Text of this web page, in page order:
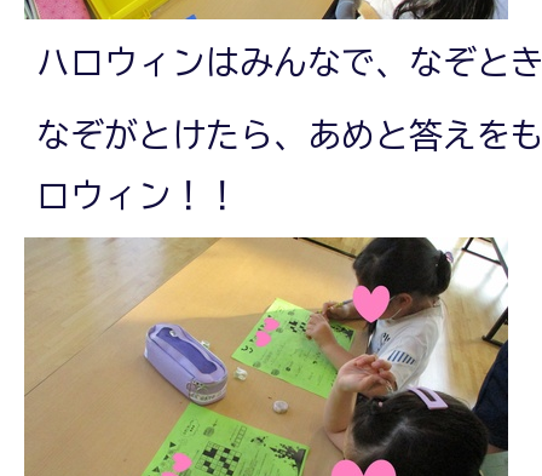
ハロウィンはみんなで、なぞと
なぞがとけたら、あめと答えを
ロウィン！！